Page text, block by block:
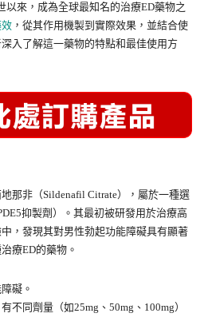
以來，成為全球最知名的治療ED藥物之
，從其作用機製到實際效果，並結合使
入了解這一藥物的特點和最佳使用方
那非（Sildenafil Citrate），屬於一種選
抑製劑）。其最初被研發用於治療高
，發現其對男性勃起功能障礙具有顯著
療ED的藥物。
礙。
不同劑量（如25mg、50mg、100mg）